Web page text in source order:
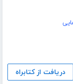
دریافت از کتابراه